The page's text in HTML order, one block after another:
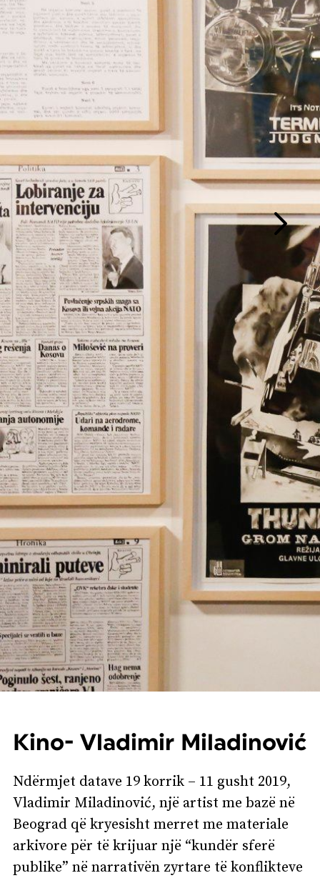
Kino- Vladimir Miladinović
Ndërmjet datave 19 korrik – 11 gusht 2019,
Vladimir Miladinović, një artist me bazë në
Beograd që kryesisht merret me materiale
arkivore për të krijuar një “kundër sferë
publike” në narrativën zyrtare të konflikteve